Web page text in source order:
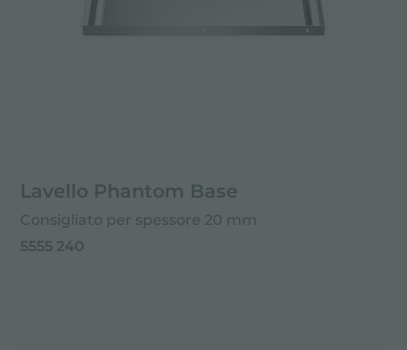
Lavello Phantom Base
Consigliato per spessore 20 mm
5555 240